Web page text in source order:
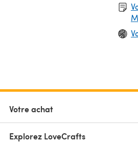
Votre achat
Explorez LoveCrafts